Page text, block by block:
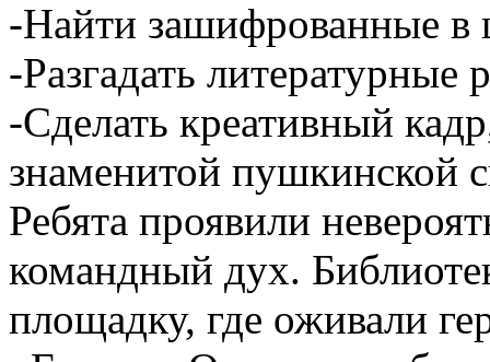
-Найти зашифрованные в
-Разгадать литературные
-Сделать креативный
знаменитой пушкинской
Ребята проявили
командный дух.
площадку, где оживали